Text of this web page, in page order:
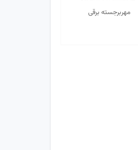
مهربرجسته برقی